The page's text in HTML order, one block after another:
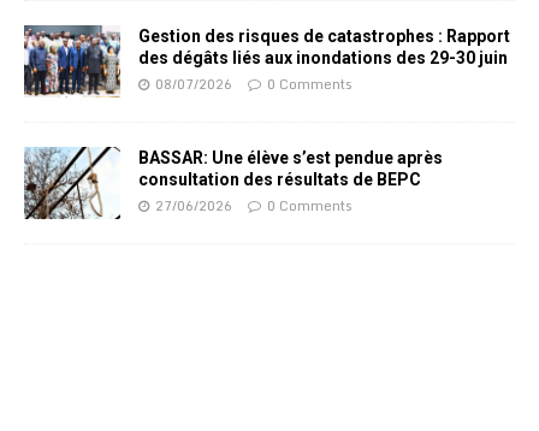
Gestion des risques de catastrophes : Rapport
des dégâts liés aux inondations des 29-30 juin
08/07/2026 0 Comments
BASSAR: Une élève s’est pendue après
consultation des résultats de BEPC
27/06/2026 0 Comments